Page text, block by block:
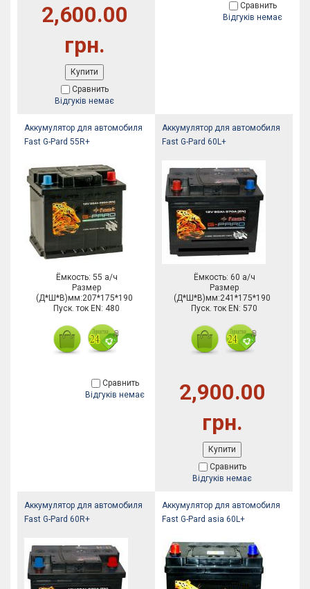
2,600.00
грн.
Купити
Сравнить
Відгуків немає
Сравнить
Відгуків немає
Аккумулятор для автомобиля
Fast G-Pard 55R+
Ёмкость: 55 а/ч
Размер
(Д*Ш*В)мм:207*175*190
Пуск. ток EN: 480
Сравнить
Відгуків немає
Аккумулятор для автомобиля
Fast G-Pard 60L+
Ёмкость: 60 а/ч
Размер
(Д*Ш*В)мм:241*175*190
Пуск. ток EN: 570
2,900.00
грн.
Купити
Сравнить
Відгуків немає
Аккумулятор для автомобиля
Fast G-Pard 60R+
Аккумулятор для автомобиля
Fast G-Pard asia 60L+